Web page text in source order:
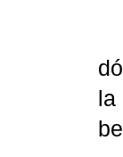
la